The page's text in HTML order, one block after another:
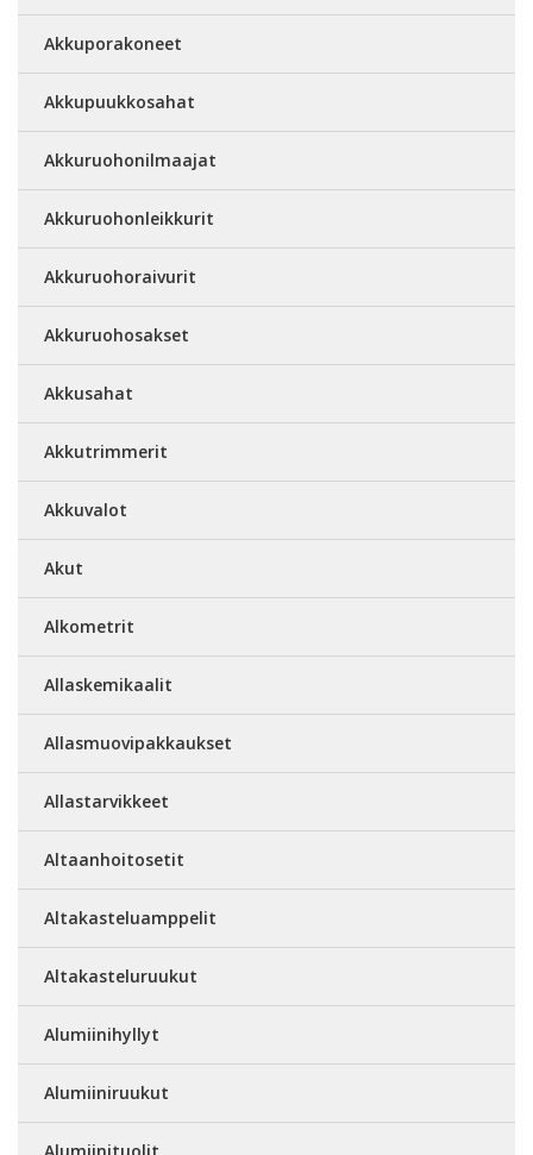
Akkuporakoneet
Akkupuukkosahat
Akkuruohonilmaajat
Akkuruohonleikkurit
Akkuruohoraivurit
Akkuruohosakset
Akkusahat
Akkutrimmerit
Akkuvalot
Akut
Alkometrit
Allaskemikaalit
Allasmuovipakkaukset
Allastarvikkeet
Altaanhoitosetit
Altakasteluamppelit
Altakasteluruukut
Alumiinihyllyt
Alumiiniruukut